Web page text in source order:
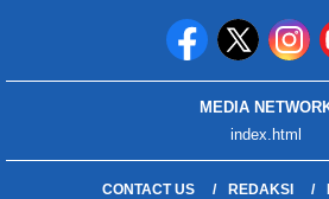
MEDIA
index.html
CONTACT US REDAKSI